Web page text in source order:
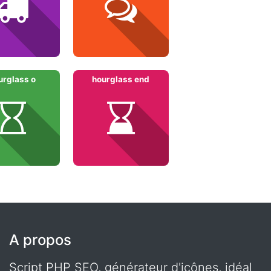
o hourglass end
A propos
Script PHP SEO, générateur d'icônes, idéal